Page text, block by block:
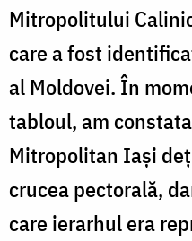
Mitropolitului
care a fost
al Moldovei. În
tabloul, am
Mitropolitan Iași
crucea pectorală,
care ierarhul era